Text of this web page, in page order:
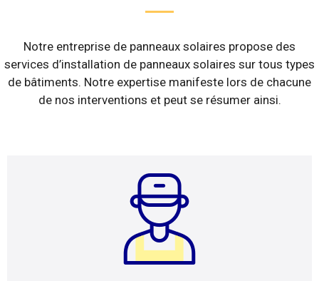
Notre entreprise de panneaux solaires propose des
services d’installation de panneaux solaires sur tous types
de bâtiments. Notre expertise manifeste lors de chacune
de nos interventions et peut se résumer ainsi.